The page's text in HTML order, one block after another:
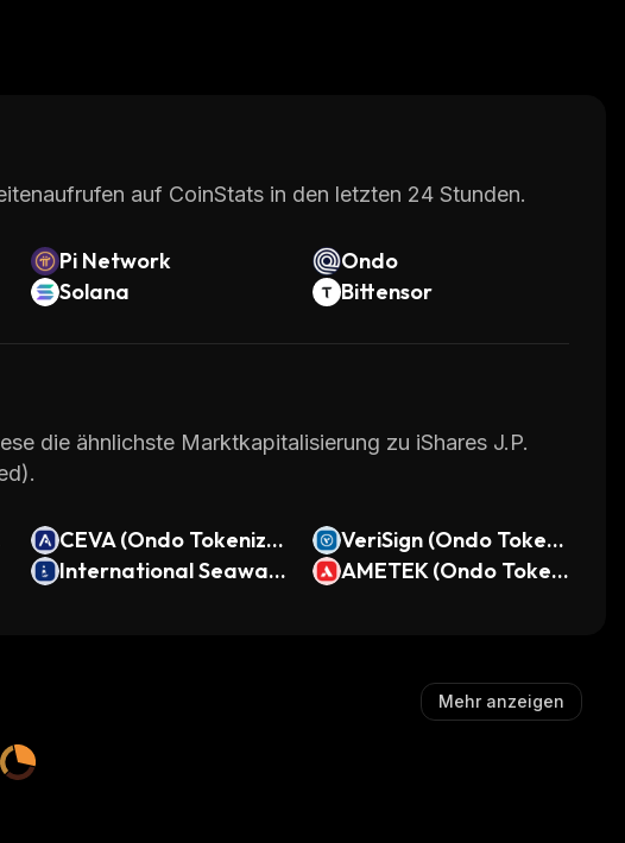
auf CoinStats in den letzten 24 Stunden.
Pi Network
Ondo
Solana Bittensor
die ähnlichste Marktkapitalisierung zu iShares J.P.
CEVA (Ondo Tokenize
d)
VeriSign (Ondo Tokeni
zed)
International Seaway
AMETEK (Ondo Tokeni
Mehr anzeigen